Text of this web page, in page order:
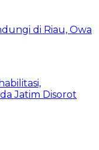
di Riau, Owa
Jatim Disorot